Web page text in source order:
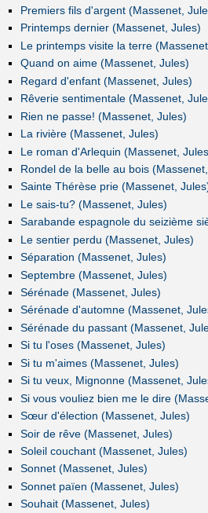
Premiers fils d'argent (Massenet,
Printemps dernier (Massenet, Jules)
Le printemps visite la terre
Quand on aime (Massenet, Jules)
Regard d'enfant (Massenet, Jules)
Rêverie sentimentale (Massenet,
Rien ne passe! (Massenet, Jules)
La rivière (Massenet, Jules)
Le roman d'Arlequin (Massenet,
Rondel de la belle au bois
Sainte Thérèse prie (Massenet,
Le sais-tu? (Massenet, Jules)
Sarabande espagnole du seizième
Le sentier perdu (Massenet, Jules)
Séparation (Massenet, Jules)
Septembre (Massenet, Jules)
Sérénade (Massenet, Jules)
Sérénade d'automne (Massenet,
Sérénade du passant (Massenet,
Si tu l'oses (Massenet, Jules)
Si tu m'aimes (Massenet, Jules)
Si tu veux, Mignonne (Massenet,
Si vous vouliez bien me le dire
Sœur d'élection (Massenet, Jules)
Soir de rêve (Massenet, Jules)
Soleil couchant (Massenet, Jules)
Sonnet (Massenet, Jules)
Sonnet païen (Massenet, Jules)
Souhait (Massenet, Jules)